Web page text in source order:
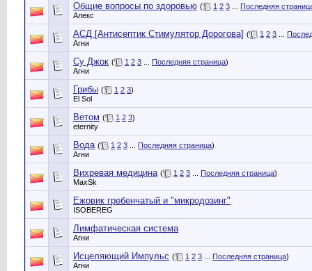
Общие вопросы по здоровью ( 1 2 3
Последняя
Алекс
АСД [Антисептик Стимулятор Дорогова] ( 1 2 3
Агни
Су Джок ( 1 2 3 Последняя страница)
Агни
Грибы ( 1 2 3)
El Sol
Ветом ( 1 2 3)
eternity
Вода ( 1 2 3 Последняя страница)
Агни
Вихревая медицина ( 1 2 3 Последняя страница)
MaxSk
Ежовик гребенчатый и "микродозинг"
ISOBEREG
Лимфатическая система
Агни
Исцеляющий Импульс ( 1 2 3 Последняя страница)
Агни